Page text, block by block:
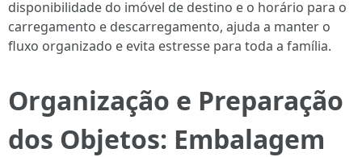
disponibilidade do imóvel de destino e o horário para o
carregamento e descarregamento, ajuda a manter o
fluxo organizado e evita estresse para toda a família.
Organização e Preparação
dos Objetos: Embalagem